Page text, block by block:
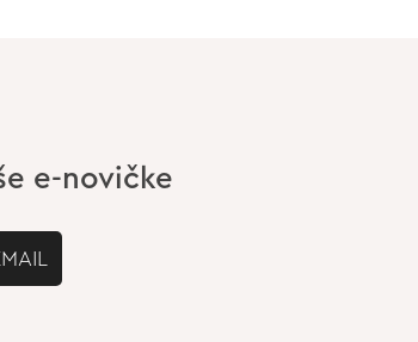
e-novičke